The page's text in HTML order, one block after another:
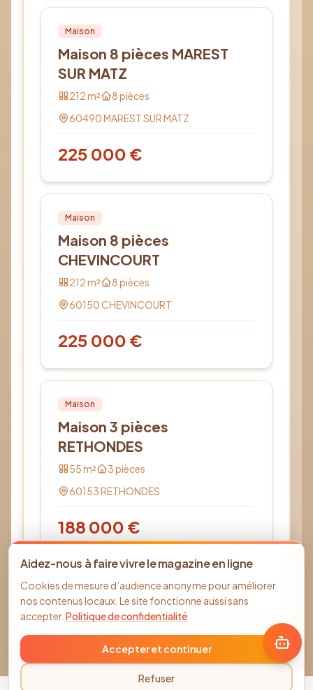
Vente PRO
Maison
Maison 8 pièces MAREST
SUR MATZ
212m² 8pièces
60490MAREST SUR MATZ
225 000 €
Vente PRO
Maison
Maison 8 pièces
CHEVINCOURT
212m² 8pièces
60150CHEVINCOURT
225 000 €
Vente PRO
Maison
Maison 3 pièces
RETHONDES
55m² 3pièces
60153RETHONDES
188 000 €
+ 2autres annonces
Aidez-nous à faire vivre le magazine en ligne
Cookies de mesure d’audience anonyme pour améliorer
nos contenus locaux. Le site fonctionne aussi sans
accepter. Politique de confidentialité
Refuser
Accepter et continuer